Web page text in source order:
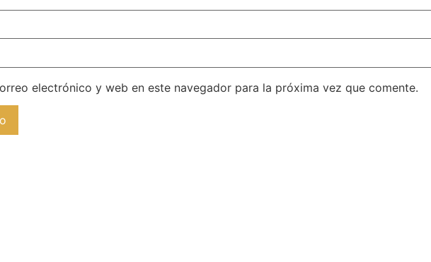
electrónico y web en este navegador para la próxima vez que comente.